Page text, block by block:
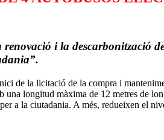
i la descarbonització
de la licitació de la compra i
longitud màxima de 12 metres de
a la ciutadania. A més, redueixen el